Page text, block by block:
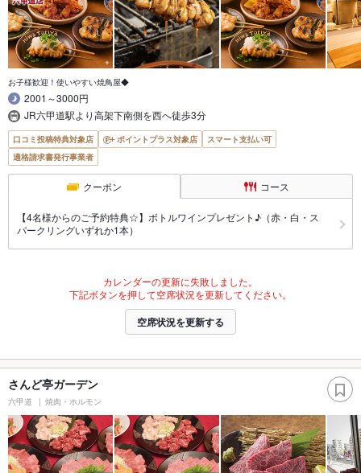
お子様歓迎！使いやすい焼鳥屋◆
2001～3000円
JR六甲道駅より高架下南側を西へ徒歩3分
口コミ投稿特典対象店 ポイントプラス対象店
スマート支払い可
適格請求書発行事業者
クーポン コース
【4名様からのご予約特典☆】ボトルワインプレゼント♪（赤・白・ス
パークリングいずれか1本）
カレンダーの更新に失敗しました。
下記ボタンを押して空席状況を更新してください。
空席状況を更新する
さんど亭ガーデン
六甲道 焼肉・ホルモン